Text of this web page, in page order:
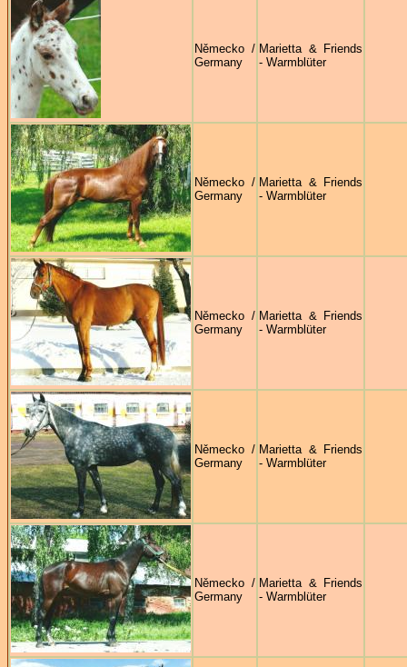
Německo /
Germany
Marietta & Friends
- Warmblüter
Německo /
Germany
Marietta & Friends
- Warmblüter
Německo /
Germany
Marietta & Friends
- Warmblüter
Německo /
Germany
Marietta & Friends
- Warmblüter
Německo /
Germany
Marietta & Friends
- Warmblüter